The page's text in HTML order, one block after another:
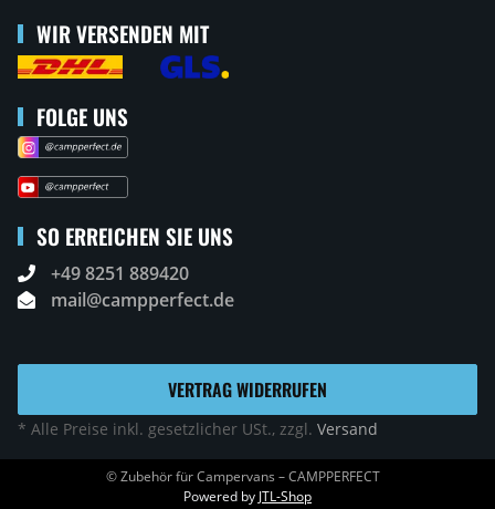
WIR VERSENDEN MIT
FOLGE UNS
SO ERREICHEN SIE UNS
+49 8251 889420
mail@campperfect.de
VERTRAG WIDERRUFEN
* Alle Preise inkl. gesetzlicher USt., zzgl. Versand
© Zubehör für Campervans – CAMPPERFECT
Powered by JTL-Shop